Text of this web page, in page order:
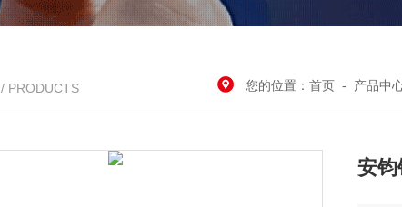
/ PRODUCTS 您的位置：首页 - 产品中
安